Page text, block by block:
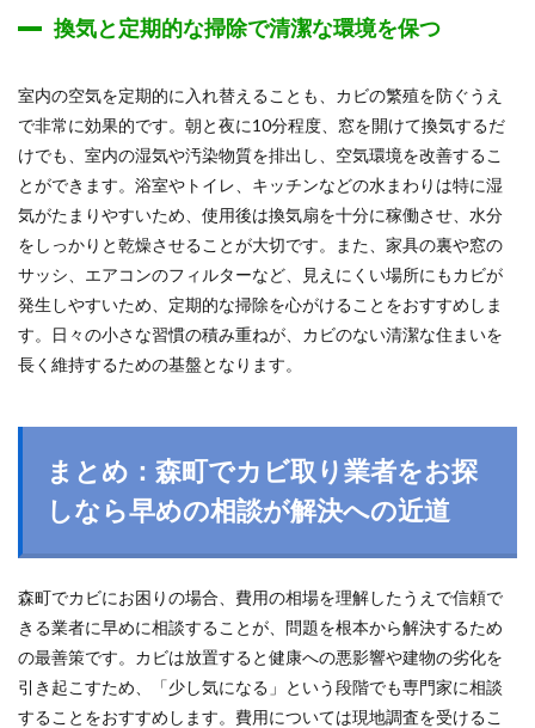
換気と定期的な掃除で清潔な環境を保つ
室内の空気を定期的に入れ替えることも、カビの繁殖を防ぐうえ
で非常に効果的です。朝と夜に10分程度、窓を開けて換気するだ
けでも、室内の湿気や汚染物質を排出し、空気環境を改善するこ
とができます。浴室やトイレ、キッチンなどの水まわりは特に湿
気がたまりやすいため、使用後は換気扇を十分に稼働させ、水分
をしっかりと乾燥させることが大切です。また、家具の裏や窓の
サッシ、エアコンのフィルターなど、見えにくい場所にもカビが
発生しやすいため、定期的な掃除を心がけることをおすすめしま
す。日々の小さな習慣の積み重ねが、カビのない清潔な住まいを
長く維持するための基盤となります。
まとめ：森町でカビ取り業者をお探
しなら早めの相談が解決への近道
森町でカビにお困りの場合、費用の相場を理解したうえで信頼で
きる業者に早めに相談することが、問題を根本から解決するため
の最善策です。カビは放置すると健康への悪影響や建物の劣化を
引き起こすため、「少し気になる」という段階でも専門家に相談
することをおすすめします。費用については現地調査を受けるこ